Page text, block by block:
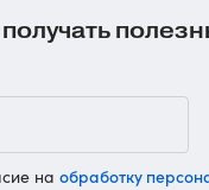
на обработку